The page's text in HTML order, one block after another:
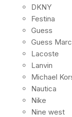
DKNY
Festina
Guess
Guess
Lacoste
Lanvin
Michael
Nautica
Nike
Nine west